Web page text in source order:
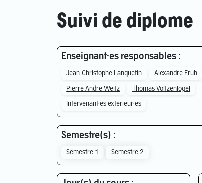
Suivi de diplome
Enseignant·es responsables :
Jean-Christophe Lanquetin Alexandre Fruh
Pierre André Weitz Thomas Voltzenlogel
Intervenant·es extérieur·es
Semestre(s) :
Semestre 1 Semestre 2